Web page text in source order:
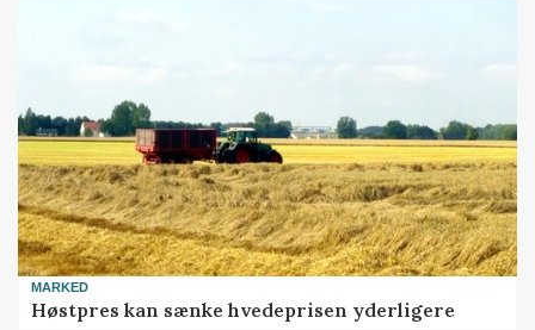
MARKED
Høstpres kan sænke hvedeprisen yderligere